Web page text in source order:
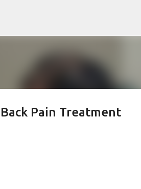
Pain Treatment